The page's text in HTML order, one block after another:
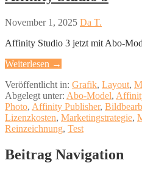
November 1, 2025 Da T.
Affinity Studio 3 jetzt mit Abo-
Weiterlesen →
Veröffentlicht in: Grafik, Layout,
Abgelegt unter: Abo-Model,
Photo, Affinity Publisher,
Lizenzkosten, Marketingstrategie,
Reinzeichnung, Test
Beitrag Navigation